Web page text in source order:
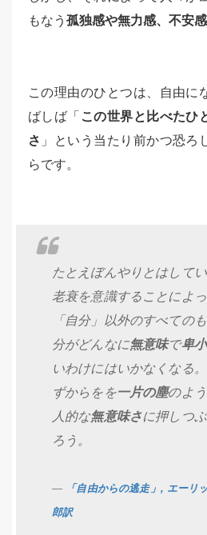
もなう 孤独感や無力感、不安感
この理由のひとつは、自由に
ばしば「 この世界と比べたひ
さ 」という当たり前かつ恐ろ
らです。
たとえぼんやりとはして
老衰を意識することによ
「自分」以外のすべての
分がどんなに無意味で卑小
いわけにはいかなくなる
ずからをを一片の塵のよ
人的な無意味さに押しつ
ろう。
「自由からの逃走」, エーリ
郎訳